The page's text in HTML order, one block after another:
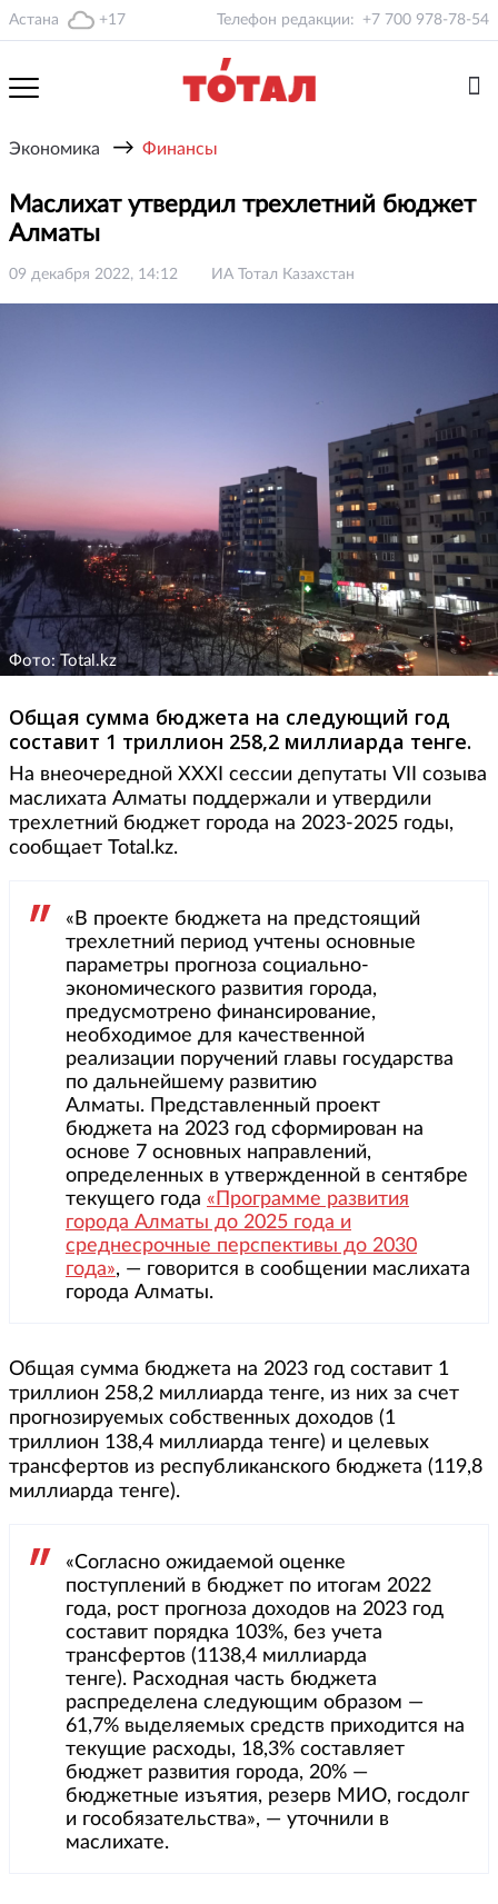
Астана +17 Телефон редакции: +7 700 978-78-54
Экономика → Финансы
Маслихат утвердил трехлетний бюджет
Алматы
09 декабря 2022, 14:12 ИА Тотал Казахстан
Фото: Total.kz
Общая сумма бюджета на следующий год
составит 1 триллион 258,2 миллиарда тенге.
На внеочередной XXXI сессии депутаты VII созыва
маслихата Алматы поддержали и утвердили
трехлетний бюджет города на 2023-2025 годы,
сообщает Total.kz.
«В проекте бюджета на предстоящий
трехлетний период учтены основные
параметры прогноза социально-
экономического развития города,
предусмотрено финансирование,
необходимое для качественной
реализации поручений главы государства
по дальнейшему развитию
Алматы. Представленный проект
бюджета на 2023 год сформирован на
основе 7 основных направлений,
определенных в утвержденной в сентябре
текущего года «Программе развития
города Алматы до 2025 года и
среднесрочные перспективы до 2030
года», — говорится в сообщении маслихата
города Алматы.
Общая сумма бюджета на 2023 год составит 1
триллион 258,2 миллиарда тенге, из них за счет
прогнозируемых собственных доходов (1
триллион 138,4 миллиарда тенге) и целевых
трансфертов из республиканского бюджета (119,8
миллиарда тенге).
«Согласно ожидаемой оценке
поступлений в бюджет по итогам 2022
года, рост прогноза доходов на 2023 год
составит порядка 103%, без учета
трансфертов (1138,4 миллиарда
тенге). Расходная часть бюджета
распределена следующим образом —
61,7% выделяемых средств приходится на
текущие расходы, 18,3% составляет
бюджет развития города, 20% —
бюджетные изъятия, резерв МИО, госдолг
и гособязательства», — уточнили в
маслихате.